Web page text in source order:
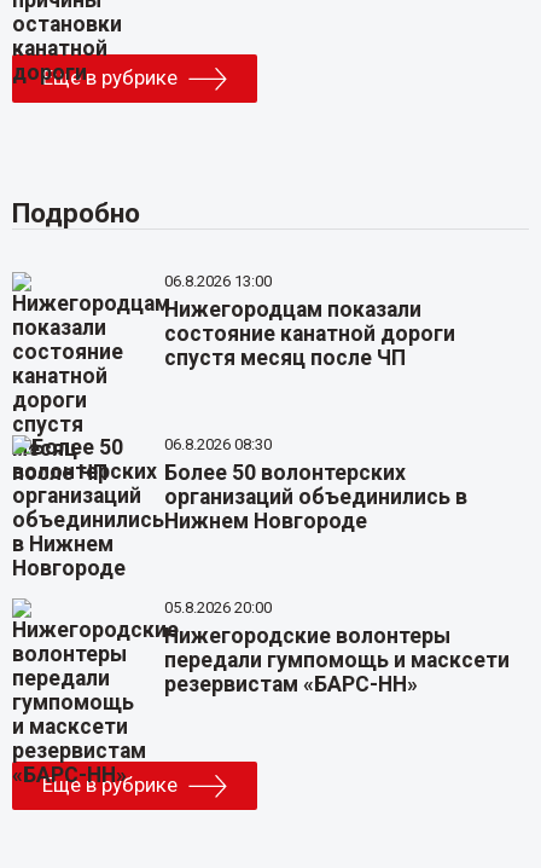
Еще в рубрике
Подробно
06.8.2026 13:00
Нижегородцам показали
состояние канатной дороги
спустя месяц после ЧП
06.8.2026 08:30
Более 50 волонтерских
организаций объединились в
Нижнем Новгороде
05.8.2026 20:00
Нижегородские волонтеры
передали гумпомощь и масксети
резервистам «БАРС-НН»
Еще в рубрике